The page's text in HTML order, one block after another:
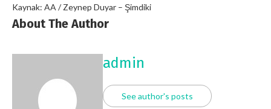
Kaynak: AA / Zeynep Duyar – Şimdiki
About The Author
admin
See author's posts